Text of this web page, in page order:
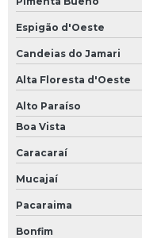
Espigão d'Oeste
Candeias do Jamari
Alta Floresta d'Oeste
Alto Paraíso
Boa Vista
Caracaraí
Mucajaí
Pacaraima
Bonfim